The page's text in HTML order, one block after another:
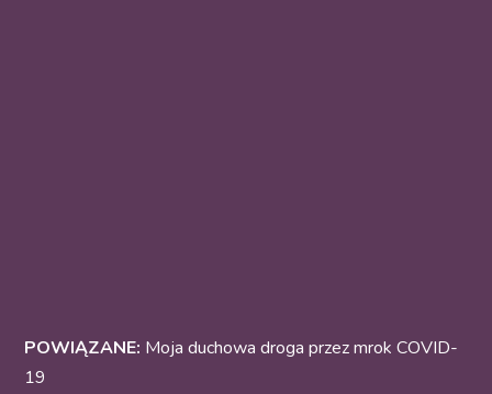
POWIĄZANE: Moja duchowa droga przez mrok COVID-
19